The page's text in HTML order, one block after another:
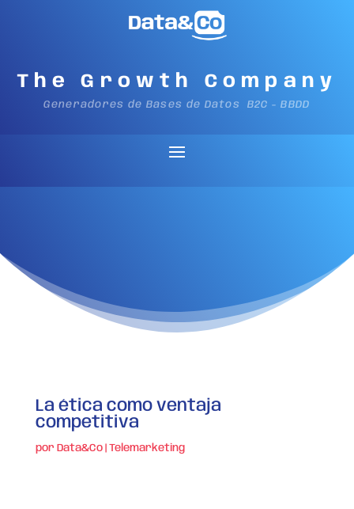
The Growth Company
Generadores de Bases de Datos B2C - BBDD
La ética como ventaja
competitiva
por Data&Co| Telemarketing